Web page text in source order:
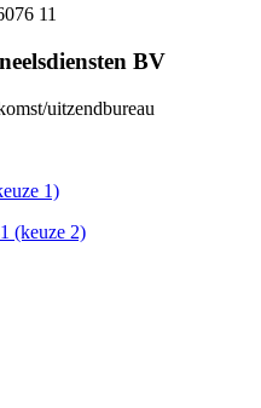
11
BV
uitzendbureau
1)
(keuze 2)